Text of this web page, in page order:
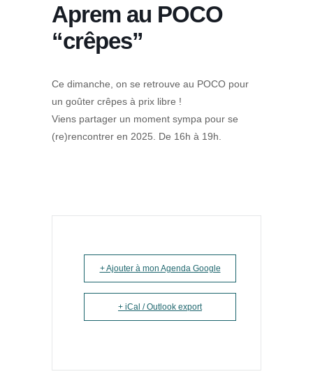
Aprem au POCO
“crêpes”
Ce dimanche, on se retrouve au POCO pour
un goûter crêpes à prix libre !
Viens partager un moment sympa pour se
(re)rencontrer en 2025. De 16h à 19h.
+ Ajouter à mon Agenda Google
+ iCal / Outlook export